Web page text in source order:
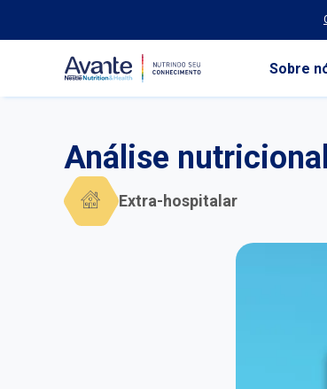
Sobre
Análise
Extra-hospitalar